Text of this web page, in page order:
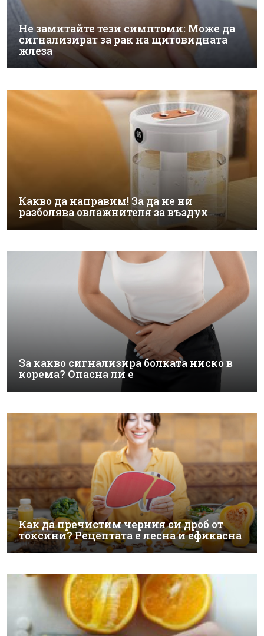
Не замитайте тези симптоми: Може да
сигнализират за рак на щитовидната
жлеза
Какво да направим! За да не ни
разболява овлажнителя за въздух
За какво сигнализира болката ниско в
корема? Опасна ли е
Как да пречистим черния си дроб от
токсини? Рецептата е лесна и ефикасна